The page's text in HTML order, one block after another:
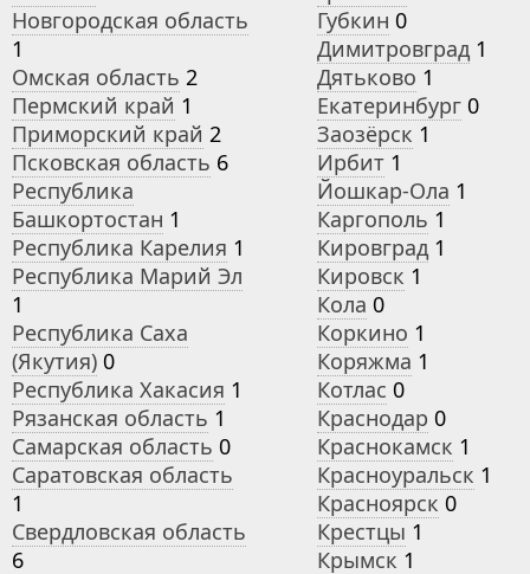
Новгородская область
1
Омская область 2
Пермский край 1
Приморский край 2
Псковская область 6
Республика
Башкортостан 1
Республика Карелия 1
Республика Марий Эл
1
Республика Саха
(Якутия) 0
Республика Хакасия 1
Рязанская область 1
Самарская область 0
Саратовская область
1
Свердловская область
6
Губкин 0
Димитровград 1
Дятьково 1
Екатеринбург 0
Заозёрск 1
Ирбит 1
Йошкар-Ола 1
Каргополь 1
Кировград 1
Кировск 1
Кола 0
Коркино 1
Коряжма 1
Котлас 0
Краснодар 0
Краснокамск 1
Красноуральск 1
Красноярск 0
Крестцы 1
Крымск 1